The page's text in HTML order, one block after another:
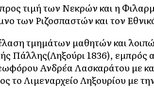
τιμή των Νεκρών και η
των Ριζοσπαστών και τον
τμημάτων μαθητών και
Πάλλης(Ληξούρι 1836), εμπρός
Ανδρέα Λασκαράτου με
το Λιμεναρχείο Ληξουρίου με